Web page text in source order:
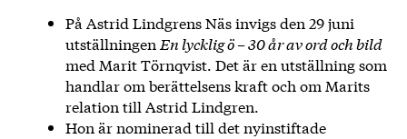
På Astrid Lindgrens Näs invigs den 29 juni
utställningen En lycklig ö – 30 år av ord och bild
med Marit Törnqvist. Det är en utställning som
handlar om berättelsens kraft och om Marits
relation till Astrid Lindgren.
Hon är nominerad till det nyinstiftade